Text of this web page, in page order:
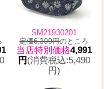
SM21930201
定価6,300円のところ
当店特別価格4,991
円(消費税込:5,490
円)